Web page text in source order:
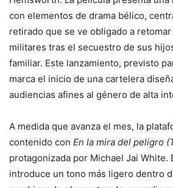
con elementos de drama bélico,
retirado que se ve obligado a
militares tras el secuestro de sus
familiar. Este lanzamiento, previsto
marca el inicio de una cartelera
audiencias afines al género de alta
A medida que avanza el mes, la
contenido con En la mira del peligro
protagonizada por Michael Jai White.
introduce un tono más ligero dentro